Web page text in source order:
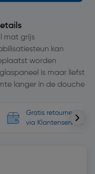
mat grijs
kan
worden
is maar liefst
langer in de douche
Gratis retourneren,
via Klantenservice